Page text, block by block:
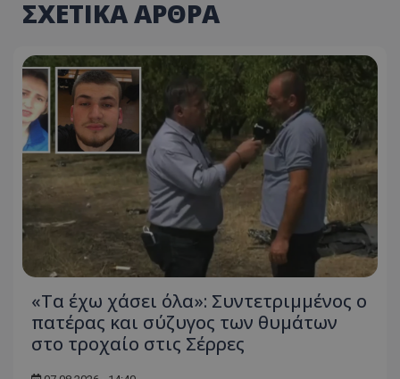
ΣΧΕΤΙΚΑ ΑΡΘΡΑ
«Τα έχω χάσει όλα»: Συντετριμμένος ο
πατέρας και σύζυγος των θυμάτων
στο τροχαίο στις Σέρρες